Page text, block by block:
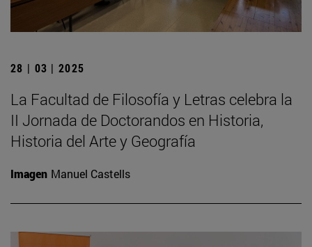
28 | 03 | 2025
La Facultad de Filosofía y Letras celebra la
II Jornada de Doctorandos en Historia,
Historia del Arte y Geografía
Imagen Manuel Castells